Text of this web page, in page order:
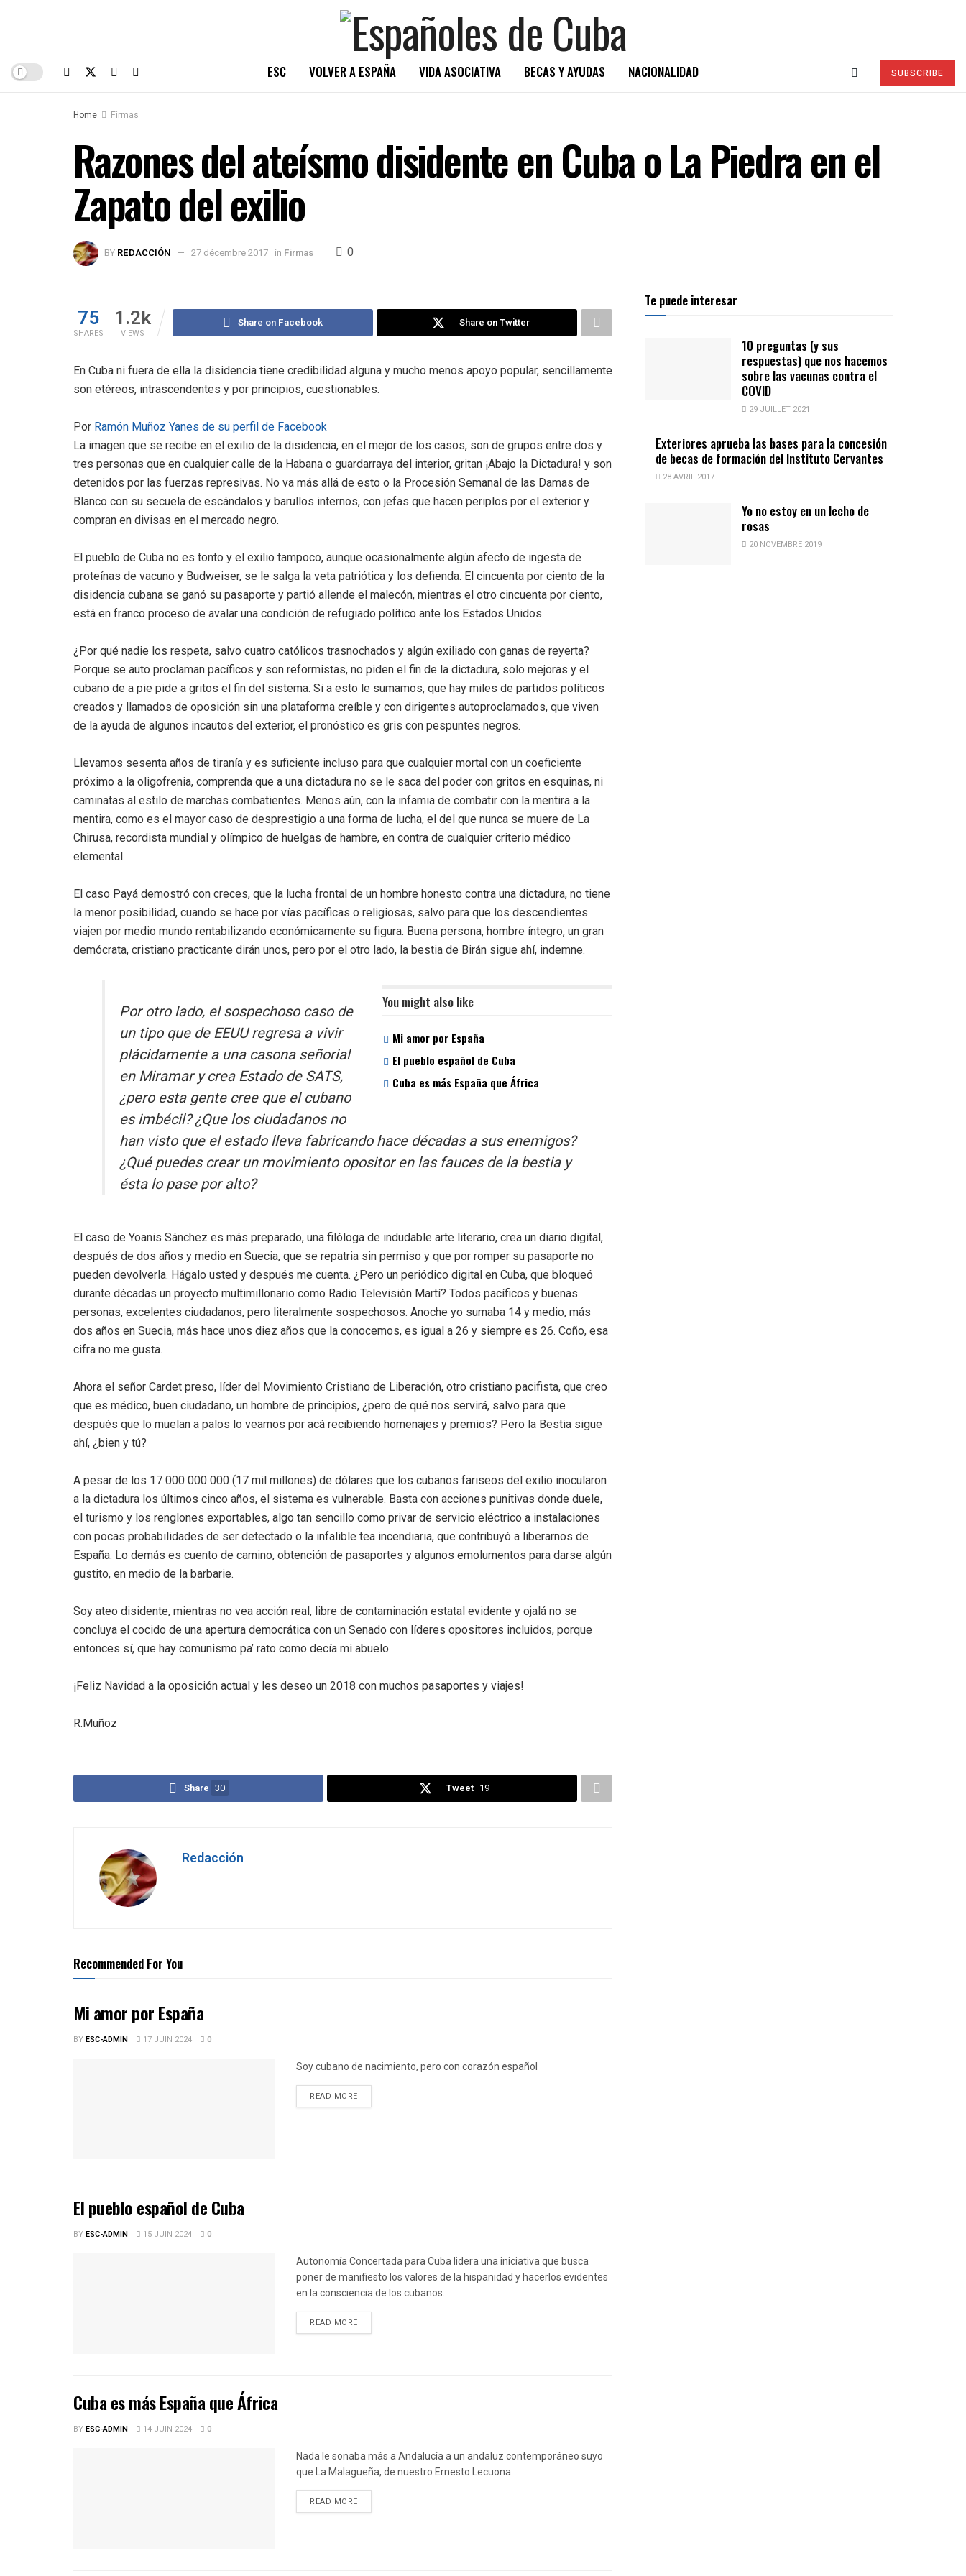
ESC VOLVER A ESPAÑA VIDA ASOCIATIVA BECAS Y AYUDAS NACIONALIDAD SUBSCRIBE
Home Firmas
Razones del ateísmo disidente en Cuba o La Piedra en el
Zapato del exilio
BY REDACCIÓN 27 décembre 2017 in Firmas 0
75
SHARES
1.2k
VIEWS
Share on Facebook Share on Twitter
En Cuba ni fuera de ella la disidencia tiene credibilidad alguna y mucho menos apoyo popular, sencillamente
son etéreos, intrascendentes y por principios, cuestionables.
Por Ramón Muñoz Yanes de su perfil de Facebook
La imagen que se recibe en el exilio de la disidencia, en el mejor de los casos, son de grupos entre dos y
tres personas que en cualquier calle de la Habana o guardarraya del interior, gritan ¡Abajo la Dictadura! y son
detenidos por las fuerzas represivas. No va más allá de esto o la Procesión Semanal de las Damas de
Blanco con su secuela de escándalos y barullos internos, con jefas que hacen periplos por el exterior y
compran en divisas en el mercado negro.
El pueblo de Cuba no es tonto y el exilio tampoco, aunque ocasionalmente algún afecto de ingesta de
proteínas de vacuno y Budweiser, se le salga la veta patriótica y los defienda. El cincuenta por ciento de la
disidencia cubana se ganó su pasaporte y partió allende el malecón, mientras el otro cincuenta por ciento,
está en franco proceso de avalar una condición de refugiado político ante los Estados Unidos.
¿Por qué nadie los respeta, salvo cuatro católicos trasnochados y algún exiliado con ganas de reyerta?
Porque se auto proclaman pacíficos y son reformistas, no piden el fin de la dictadura, solo mejoras y el
cubano de a pie pide a gritos el fin del sistema. Si a esto le sumamos, que hay miles de partidos políticos
creados y llamados de oposición sin una plataforma creíble y con dirigentes autoproclamados, que viven
de la ayuda de algunos incautos del exterior, el pronóstico es gris con pespuntes negros.
Llevamos sesenta años de tiranía y es suficiente incluso para que cualquier mortal con un coeficiente
próximo a la oligofrenia, comprenda que a una dictadura no se le saca del poder con gritos en esquinas, ni
caminatas al estilo de marchas combatientes. Menos aún, con la infamia de combatir con la mentira a la
mentira, como es el mayor caso de desprestigio a una forma de lucha, el del que nunca se muere de La
Chirusa, recordista mundial y olímpico de huelgas de hambre, en contra de cualquier criterio médico
elemental.
El caso Payá demostró con creces, que la lucha frontal de un hombre honesto contra una dictadura, no tiene
la menor posibilidad, cuando se hace por vías pacíficas o religiosas, salvo para que los descendientes
viajen por medio mundo rentabilizando económicamente su figura. Buena persona, hombre íntegro, un gran
demócrata, cristiano practicante dirán unos, pero por el otro lado, la bestia de Birán sigue ahí, indemne.
You might also like
Mi amor por España
El pueblo español de Cuba
Cuba es más España que África
Por otro lado, el sospechoso caso de
un tipo que de EEUU regresa a vivir
plácidamente a una casona señorial
en Miramar y crea Estado de SATS,
¿pero esta gente cree que el cubano
es imbécil? ¿Que los ciudadanos no
han visto que el estado lleva fabricando hace décadas a sus enemigos?
¿Qué puedes crear un movimiento opositor en las fauces de la bestia y
ésta lo pase por alto?
El caso de Yoanis Sánchez es más preparado, una filóloga de indudable arte literario, crea un diario digital,
después de dos años y medio en Suecia, que se repatria sin permiso y que por romper su pasaporte no
pueden devolverla. Hágalo usted y después me cuenta. ¿Pero un periódico digital en Cuba, que bloqueó
durante décadas un proyecto multimillonario como Radio Televisión Martí? Todos pacíficos y buenas
personas, excelentes ciudadanos, pero literalmente sospechosos. Anoche yo sumaba 14 y medio, más
dos años en Suecia, más hace unos diez años que la conocemos, es igual a 26 y siempre es 26. Coño, esa
cifra no me gusta.
Ahora el señor Cardet preso, líder del Movimiento Cristiano de Liberación, otro cristiano pacifista, que creo
que es médico, buen ciudadano, un hombre de principios, ¿pero de qué nos servirá, salvo para que
después que lo muelan a palos lo veamos por acá recibiendo homenajes y premios? Pero la Bestia sigue
ahí, ¿bien y tú?
A pesar de los 17 000 000 000 (17 mil millones) de dólares que los cubanos fariseos del exilio inocularon
a la dictadura los últimos cinco años, el sistema es vulnerable. Basta con acciones punitivas donde duele,
el turismo y los renglones exportables, algo tan sencillo como privar de servicio eléctrico a instalaciones
con pocas probabilidades de ser detectado o la infalible tea incendiaria, que contribuyó a liberarnos de
España. Lo demás es cuento de camino, obtención de pasaportes y algunos emolumentos para darse algún
gustito, en medio de la barbarie.
Soy ateo disidente, mientras no vea acción real, libre de contaminación estatal evidente y ojalá no se
concluya el cocido de una apertura democrática con un Senado con líderes opositores incluidos, porque
entonces sí, que hay comunismo pa’ rato como decía mi abuelo.
¡Feliz Navidad a la oposición actual y les deseo un 2018 con muchos pasaportes y viajes!
R.Muñoz
Share 30 Tweet 19
Redacción
Recommended For You
Mi amor por España
BYESC-ADMIN 17 JUIN 2024 0
Soy cubano de nacimiento, pero con corazón español
READ MOREDETAILS
El pueblo español de Cuba
BYESC-ADMIN 15 JUIN 2024 0
Autonomía Concertada para Cuba lidera una iniciativa que busca
poner de manifiesto los valores de la hispanidad y hacerlos evidentes
en la consciencia de los cubanos.
READ MOREDETAILS
Cuba es más España que África
BYESC-ADMIN 14 JUIN 2024 0
Nada le sonaba más a Andalucía a un andaluz contemporáneo suyo
que La Malagueña, de nuestro Ernesto Lecuona.
READ MOREDETAILS
Te puede interesar
10 preguntas (y sus
respuestas) que nos hacemos
sobre las vacunas contra el
COVID
29 JUILLET 2021
Exteriores aprueba las bases para la concesión
de becas de formación del Instituto Cervantes
28 AVRIL 2017
Yo no estoy en un lecho de
rosas
20 NOVEMBRE 2019